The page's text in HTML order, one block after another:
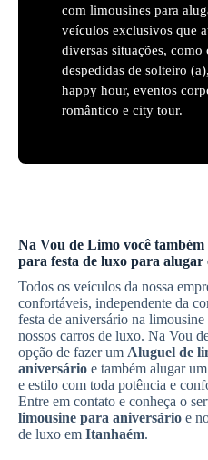
com limousines para
veículos exclusivos que
diversas situações, como
despedidas de solteiro
happy hour, eventos
romântico e city tour.
Na Vou de Limo você
para festa de luxo para alugar
Todos os veículos da nossa
confortáveis, independente da
festa de aniversário na
nossos carros de luxo. Na Vou
opção de fazer um Aluguel de
aniversário e também alugar
e estilo com toda potência e
Entre em contato e conheça o
limousine para aniversário e
de luxo em Itanhaém.